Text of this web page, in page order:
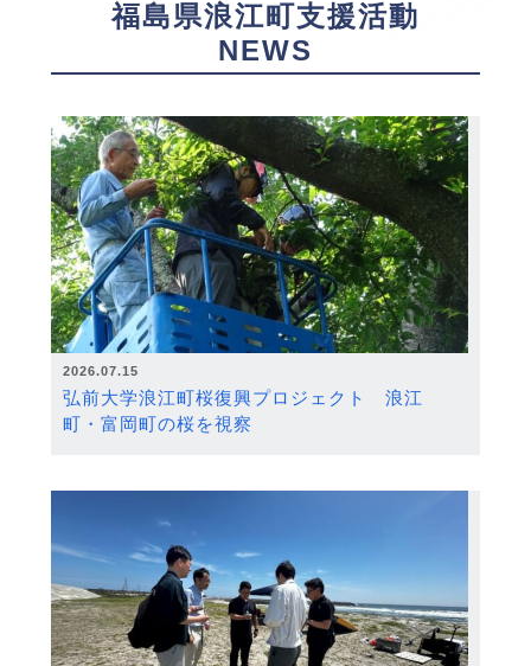
福島県浪江町支援活動
NEWS
2026.07.15
弘前大学浪江町桜復興プロジェクト 浪江
町・富岡町の桜を視察